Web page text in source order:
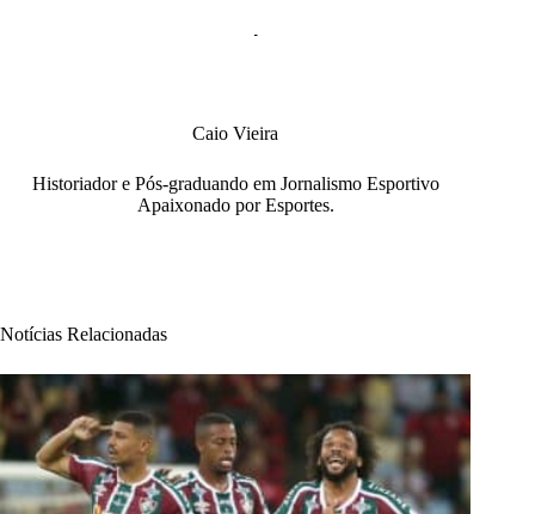
Caio Vieira
Historiador e Pós-graduando em Jornalismo Esportivo
Apaixonado por Esportes.
Notícias Relacionadas